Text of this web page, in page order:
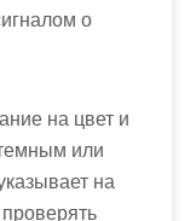
о
на цвет и
или
на